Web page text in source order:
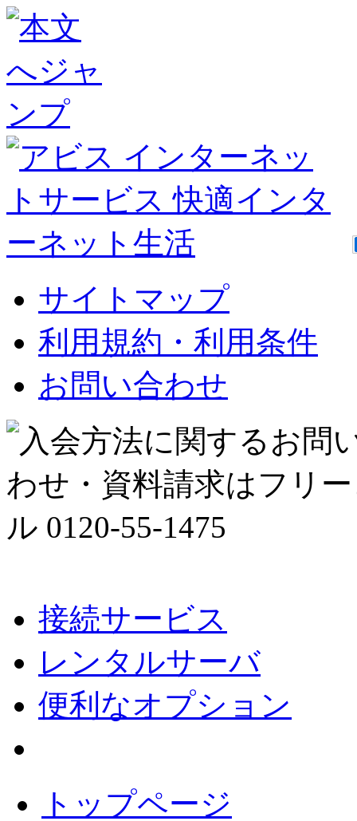
サイトマップ
利用規約・利用条件
お問い合わせ
接続サービス
レンタルサーバ
便利なオプション
トップページ